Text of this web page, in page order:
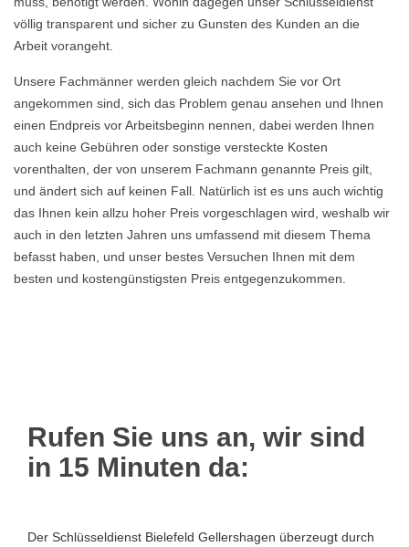
völlig transparent und sicher zu Gunsten des Kunden an die
Arbeit vorangeht.
Unsere Fachmänner werden gleich nachdem Sie vor Ort
angekommen sind, sich das Problem genau ansehen und Ihnen
einen Endpreis vor Arbeitsbeginn nennen, dabei werden Ihnen
auch keine Gebühren oder sonstige versteckte Kosten
vorenthalten, der von unserem Fachmann genannte Preis gilt,
und ändert sich auf keinen Fall. Natürlich ist es uns auch wichtig
das Ihnen kein allzu hoher Preis vorgeschlagen wird, weshalb wir
auch in den letzten Jahren uns umfassend mit diesem Thema
befasst haben, und unser bestes Versuchen Ihnen mit dem
besten und kostengünstigsten Preis entgegenzukommen.
Rufen Sie uns an, wir sind
in 15 Minuten da:
Der Schlüsseldienst Bielefeld Gellershagen überzeugt durch